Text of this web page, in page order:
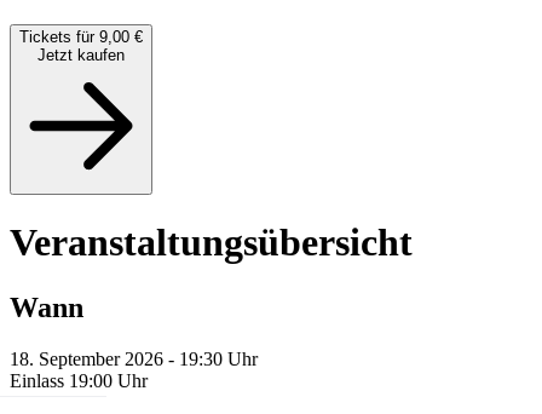
Tickets für 9,00 €
Jetzt kaufen
Veranstaltungsübersicht
Wann
18. September 2026 - 19:30 Uhr
Einlass 19:00 Uhr